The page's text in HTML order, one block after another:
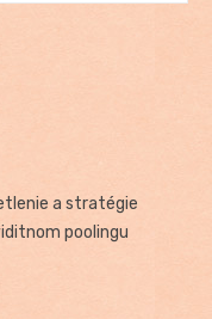
a stratégie
poolingu